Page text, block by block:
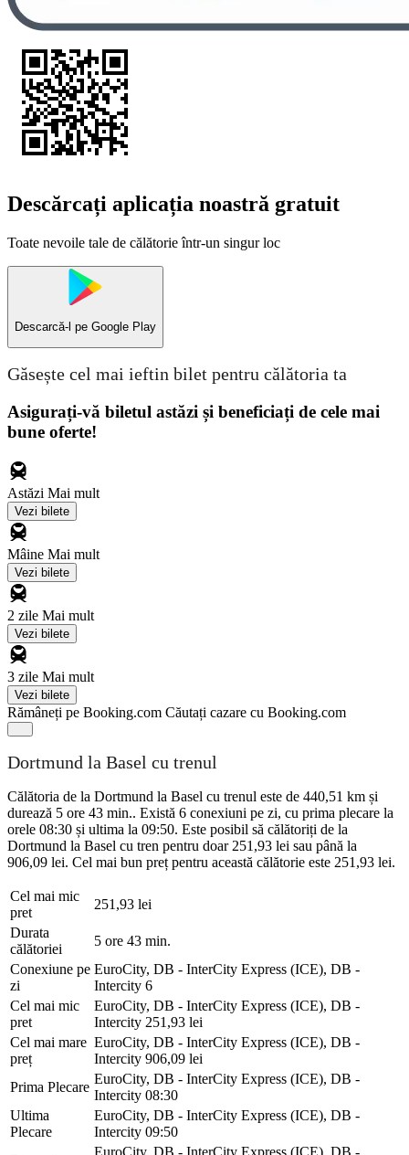
Descărcați aplicația noastră gratuit
Toate nevoile tale de călătorie într-un singur loc
Descarcă-l pe Google Play
Găsește cel mai ieftin bilet pentru călătoria ta
Asigurați-vă biletul astăzi și beneficiați de cele mai
bune oferte!
Astăzi Mai mult
Vezi bilete
Mâine Mai mult
Vezi bilete
2 zile Mai mult
Vezi bilete
3 zile Mai mult
Vezi bilete
Rămâneți pe Booking.com Căutați cazare cu Booking.com
Dortmund la Basel cu trenul
Călătoria de la Dortmund la Basel cu trenul este de 440,51 km și
durează 5 ore 43 min.. Există 6 conexiuni pe zi, cu prima plecare la
orele 08:30 și ultima la 09:50. Este posibil să călătoriți de la
Dortmund la Basel cu tren pentru doar 251,93 lei sau până la
906,09 lei. Cel mai bun preț pentru această călătorie este 251,93 lei.
Cel mai mic
pret
251,93 lei
Durata
călătoriei
5 ore 43 min.
Conexiune pe
zi
EuroCity, DB - InterCity Express (ICE), DB -
Intercity 6
Cel mai mic
pret
EuroCity, DB - InterCity Express (ICE), DB -
Intercity 251,93 lei
Cel mai mare
preț
EuroCity, DB - InterCity Express (ICE), DB -
Intercity 906,09 lei
Prima Plecare
EuroCity, DB - InterCity Express (ICE), DB -
Intercity 08:30
Ultima
Plecare
EuroCity, DB - InterCity Express (ICE), DB -
Intercity 09:50
EuroCity, DB - InterCity Express (ICE), DB -